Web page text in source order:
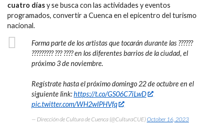
cuatro díasy se busca con las actividades y eventos
programados, convertir a Cuenca en el epicentro del turismo
nacional.
Forma parte de los artistas que tocarán durante las ??????
????????? ??? ???? en los diferentes barrios de la ciudad, el
próximo 3 de noviembre.
Regístrate hasta el próximo domingo 22 de octubre en el
siguiente link:https://t.co/GS06C7iLwD
pic.twitter.com/WH2wIPHVfq
— Dirección de Cultura de Cuenca (@CulturaCUE)October 16, 2023